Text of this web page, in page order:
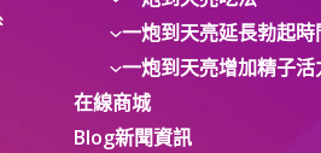
一炮到天亮延長勃起時
一炮到天亮增加精子活
在線商城
Blog新聞資訊